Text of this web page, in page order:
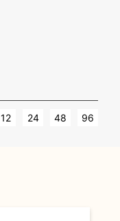
12 24 48 96